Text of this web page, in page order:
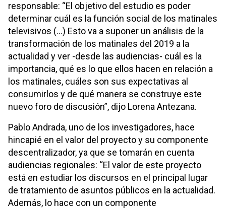
responsable: “El objetivo del estudio es poder
determinar cuál es la función social de los matinales
televisivos (…) Esto va a suponer un análisis de la
transformación de los matinales del 2019 a la
actualidad y ver -desde las audiencias- cuál es la
importancia, qué es lo que ellos hacen en relación a
los matinales, cuáles son sus expectativas al
consumirlos y de qué manera se construye este
nuevo foro de discusión”, dijo Lorena Antezana.
Pablo Andrada, uno de los investigadores, hace
hincapié en el valor del proyecto y su componente
descentralizador, ya que se tomarán en cuenta
audiencias regionales: “El valor de este proyecto
está en estudiar los discursos en el principal lugar
de tratamiento de asuntos públicos en la actualidad.
Además, lo hace con un componente